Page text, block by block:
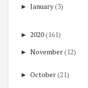
► January(3)
► 2020(161)
► November(12)
► October(21)